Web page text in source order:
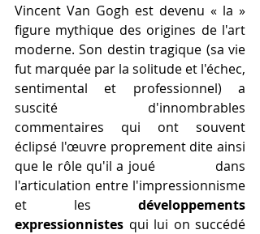
Vincent Van Gogh est devenu « la »
figure mythique des origines de l'art
moderne. Son destin tragique (sa vie
fut marquée par la solitude et l'échec,
sentimental et professionnel) a
suscité d'innombrables
commentaires qui ont souvent
éclipsé l'œuvre proprement dite ainsi
que le rôle qu'il a joué              dans
l'articulation entre l'impressionnisme
et les développements
expressionnistes qui lui on succédé